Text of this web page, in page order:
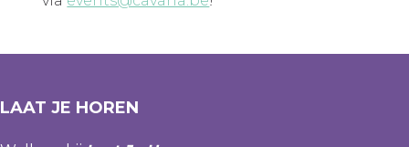
LAAT JE HOREN